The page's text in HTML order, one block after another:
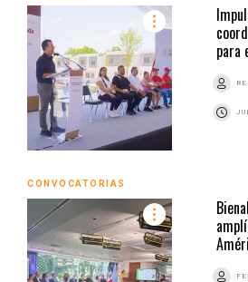
para
CONVOCATORIAS